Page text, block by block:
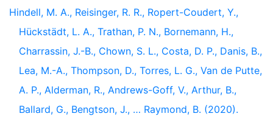
Hindell, M. A., Reisinger, R. R., Ropert-Coudert, Y.,
Hückstädt, L. A., Trathan, P. N., Bornemann, H.,
Charrassin, J.-B., Chown, S. L., Costa, D. P., Danis, B.,
Lea, M.-A., Thompson, D., Torres, L. G., Van de Putte,
A. P., Alderman, R., Andrews-Goff, V., Arthur, B.,
Ballard, G., Bengtson, J., … Raymond, B. (2020).